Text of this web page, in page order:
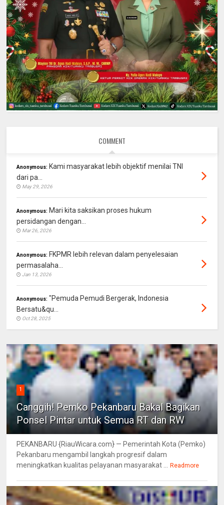
COMMENT
Anonymous: Kami masyarakat lebih objektif menilai TNI
dari pa...
May 29, 2026
Anonymous: Mari kita saksikan proses hukum
persidangan dengan...
Mar 26, 2026
Anonymous: FKPMR lebih relevan dalam penyelesaian
permasalaha...
Jan 13, 2026
Anonymous: "Pemuda Pemudi Bergerak, Indonesia
Bersatu&qu...
Oct 28, 2025
1
Canggih! Pemko Pekanbaru Bakal Bagikan
Ponsel Pintar untuk Semua RT dan RW
PEKANBARU {RiauWicara.com} — Pemerintah Kota (Pemko)
Pekanbaru mengambil langkah progresif dalam
meningkatkan kualitas pelayanan masyarakat ... Readmore